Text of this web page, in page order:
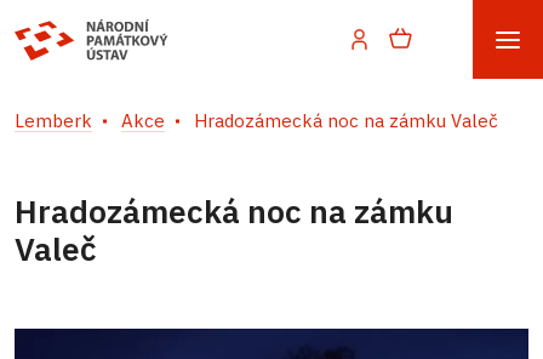
Lemberk Akce Hradozámecká noc na zámku Valeč
Hradozámecká noc na zámku
Valeč